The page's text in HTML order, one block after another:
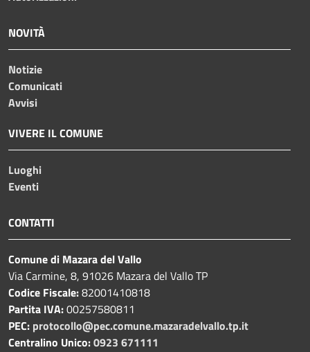
NOVITÀ
Notizie
Comunicati
Avvisi
VIVERE IL COMUNE
Luoghi
Eventi
CONTATTI
Comune di Mazara del Vallo
Via Carmine, 8, 91026 Mazara del Vallo TP
Codice Fiscale:82001410818
Partita IVA:00257580811
PEC: protocollo@pec.comune.mazaradelvallo.tp.it
Centralino Unico:0923 671111